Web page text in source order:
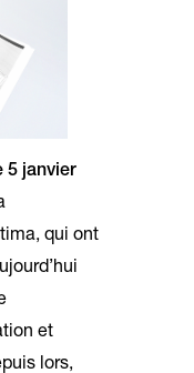
5 janvier
qui ont
et
lors,